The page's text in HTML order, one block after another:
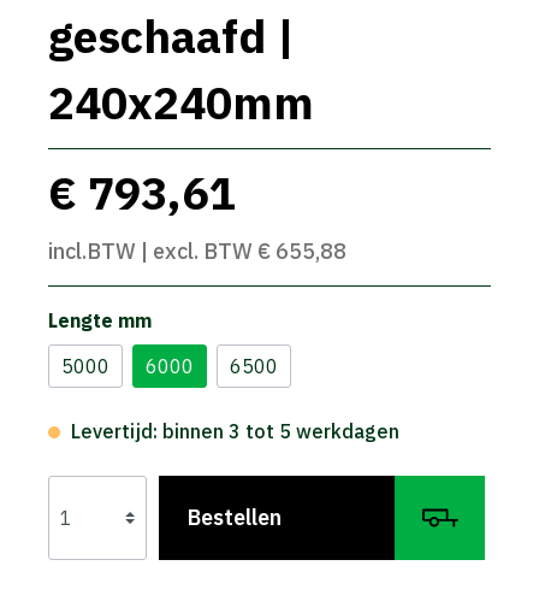
geschaafd |
240x240mm
€ 793,61
incl.BTW | excl. BTW € 655,88
Lengte mm
5000
6000 6500
Levertijd: binnen 3 tot 5 werkdagen
Bestellen